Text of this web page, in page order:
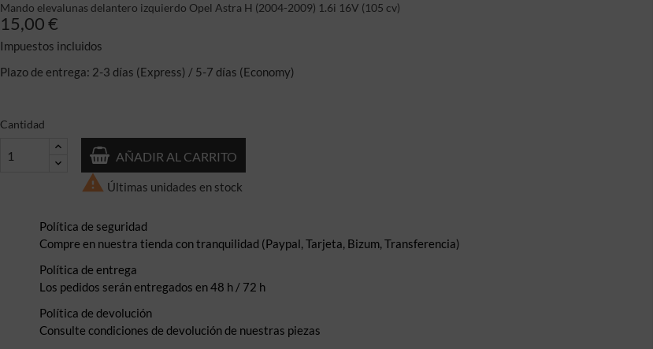
Mando elevalunas delantero izquierdo Opel Astra H (2004-2009) 1.6i 16V (105 cv)
15,00 €
Impuestos incluidos
Plazo de entrega: 2-3 días (Express) / 5-7 días (Economy)
Cantidad
AÑADIR AL CARRITO
 Últimas unidades en stock
Política de seguridad
Compre en nuestra tienda con tranquilidad (Paypal, Tarjeta, Bizum, Transferencia)
Política de entrega
Los pedidos serán entregados en 48 h / 72 h
Política de devolución
Consulte condiciones de devolución de nuestras piezas